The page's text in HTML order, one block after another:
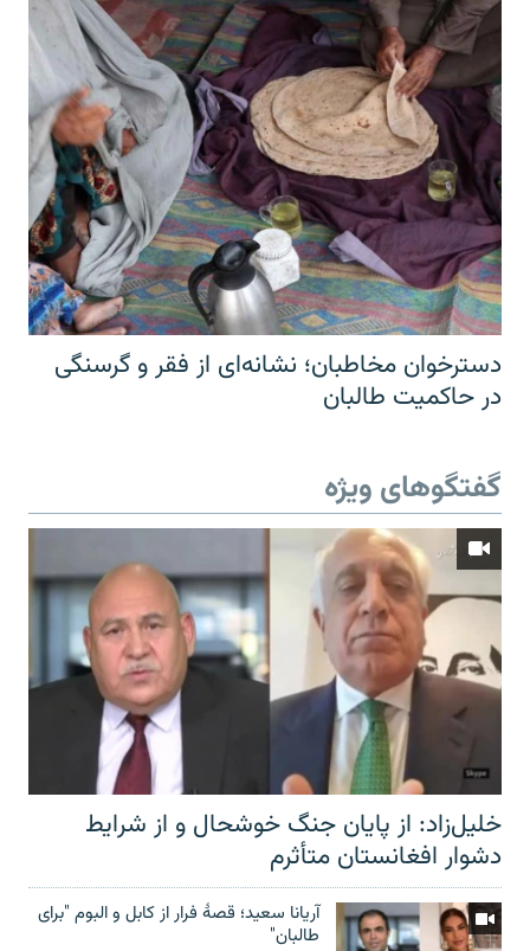
دسترخوان مخاطبان؛ نشانه‌ای از فقر و گرسنگی
در حاکمیت طالبان
گفتگوهای ویژه
خلیل‌زاد: از پایان جنگ خوشحال و از شرایط
دشوار افغانستان متأثرم
آریانا سعید؛ قصۀ فرار از کابل و البوم "برای
طالبان"